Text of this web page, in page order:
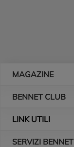
MAGAZINE
BENNET CLUB
LINK UTILI
SERVIZI BENNET